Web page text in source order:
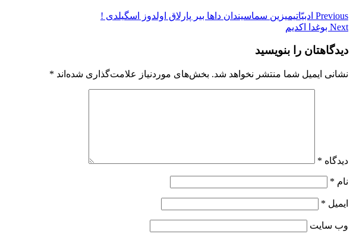
Previous ادبیّاتیمیزین سماسیندان داها بیر پارلاق اولدوز اسگیلدی !
Next بوغدا اکدیم
دیدگاهتان را بنویسید
نشانی ایمیل شما منتشر نخواهد شد. بخش‌های موردنیاز علامت‌گذاری شده‌اند *
دیدگاه *
نام *
ایمیل *
وب‌ سایت